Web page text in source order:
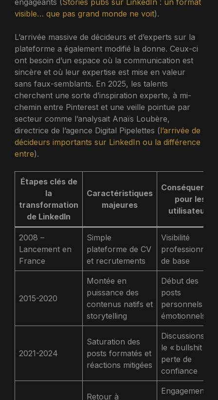
engageants (Stories pubs sur LinkedIn : un format
visible… que pas grand monde ne voit).
L’arrivée massive de décideurs et d’experts sur la
plateforme a également modifié la donne. Ceux-ci
ont besoin d’un espace où la communication est
sincère et où leur expertise est mise en valeur
sans faux-semblants. En 2025, les talents
cherchent une sorte d’inspiration experte, à mi-
chemin entre Pinterest et une veille pointue par
secteur comme l’analysait Anaïs Loubère,
directrice de l’agence Digital Pipelettes (l’arrivée de
décideurs importants sur LinkedIn ou la différence
entre).
Étapes clés de
la
transformation
de LinkedIn
Caractéristiques
majeures
pour les
utilisateurs
2008 –
Lancement en
France
Simple
plateforme de CV
et recrutements
Visibilité
professionnelle
de base
2015-2020
Montée en
puissance des
contenus natifs et
storytelling
Début des
posts
personnels et
émotionnels
2021-2024
Saturation des
posts formatés et
réactions mitigées
Discussions
le « bullshit » et
perte de
confiance
Retour à
Engagement